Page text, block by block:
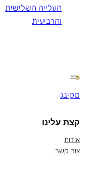
העלייה השלישית
והרביעית
סקינג
קצת עלינו
אודות
צור קשר